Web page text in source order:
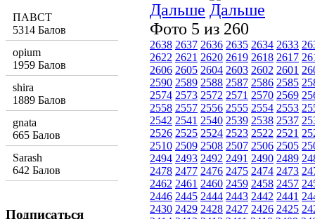
Дальше
Фото 5 из 260
2638 2637 2636 2635 2634 2633
2622 2621 2620 2619 2618 2617
2606 2605 2604 2603 2602 2601
2590 2589 2588 2587 2586 2585
2574 2573 2572 2571 2570 2569
2558 2557 2556 2555 2554 2553
2542 2541 2540 2539 2538 2537
2526 2525 2524 2523 2522 2521
2510 2509 2508 2507 2506 2505
2494 2493 2492 2491 2490 2489
2478 2477 2476 2475 2474 2473
2462 2461 2460 2459 2458 2457
2446 2445 2444 2443 2442 2441
2430 2429 2428 2427 2426 2425
ПАВСТ
5314 Балов
opium
1959 Балов
shira
1889 Балов
gnata
665 Балов
Sarash
642 Балов
Подписаться